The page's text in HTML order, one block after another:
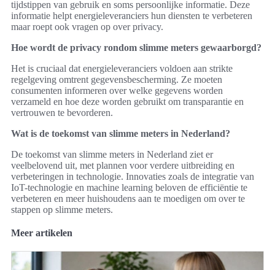
tijdstippen van gebruik en soms persoonlijke informatie. Deze
informatie helpt energieleveranciers hun diensten te verbeteren
maar roept ook vragen op over privacy.
Hoe wordt de privacy rondom slimme meters gewaarborgd?
Het is cruciaal dat energieleveranciers voldoen aan strikte
regelgeving omtrent gegevensbescherming. Ze moeten
consumenten informeren over welke gegevens worden
verzameld en hoe deze worden gebruikt om transparantie en
vertrouwen te bevorderen.
Wat is de toekomst van slimme meters in Nederland?
De toekomst van slimme meters in Nederland ziet er
veelbelovend uit, met plannen voor verdere uitbreiding en
verbeteringen in technologie. Innovaties zoals de integratie van
IoT-technologie en machine learning beloven de efficiëntie te
verbeteren en meer huishoudens aan te moedigen om over te
stappen op slimme meters.
Meer artikelen